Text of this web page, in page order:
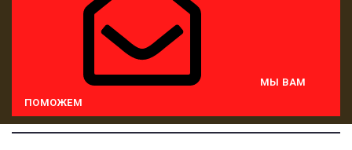
МЫ ВАМ
ПОМОЖЕМ